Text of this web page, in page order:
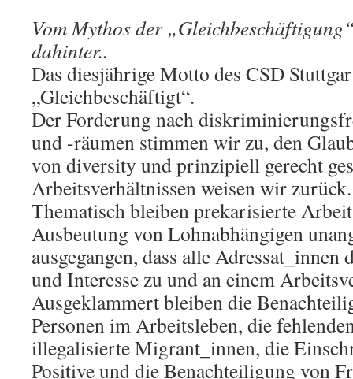
Vom Mythos der
dahinter..
Das diesjährige Motto des CSD
„Gleichbeschäftigt“.
Der Forderung nach
und -räumen stimmen wir zu, den
von diversity und prinzipiell gerecht
Arbeitsverhältnissen weisen wir zurück.
Thematisch bleiben prekarisierte
Ausbeutung von Lohnabhängigen
ausgegangen, dass alle
und Interesse zu und an einem
Ausgeklammert bleiben die
Personen im Arbeitsleben, die
illegalisierte Migrant_innen, die
Positive und die Benachteiligung von